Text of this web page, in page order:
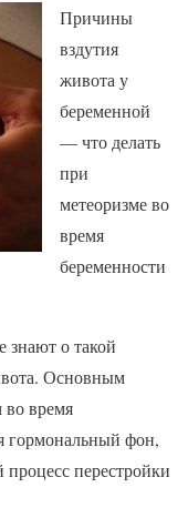
Причины
вздутия
живота у
беременной
— что делать
при
метеоризме во
время
беременности
о такой
Основным
время
гормональный фон,
перестройки